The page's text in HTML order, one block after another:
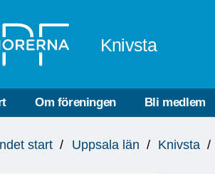
Knivsta
Om föreningen Bli medlem
start Uppsala län Knivsta